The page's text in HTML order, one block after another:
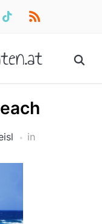
tiktok rss
in